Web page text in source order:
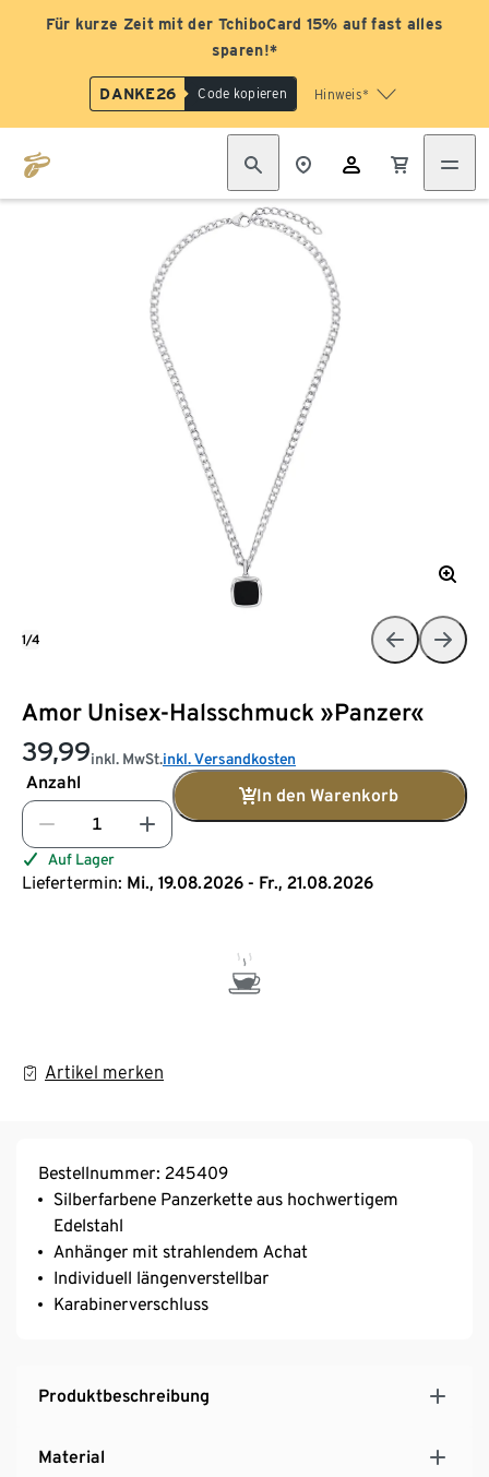
Für kurze Zeit mit der TchiboCard 15% auf fast alles
sparen!*
DANKE26 Code kopieren Hinweis*
Amor Unisex-Halsschmuck »Panzer«
39,99inkl. MwSt.inkl. Versandkosten
Anzahl
In den Warenkorb
Auf Lager
Liefertermin: Mi., 19.08.2026 - Fr., 21.08.2026
Artikel merken
1/4
Bestellnummer: 245409
Silberfarbene Panzerkette aus hochwertigem
Edelstahl
Anhänger mit strahlendem Achat
Individuell längenverstellbar
Karabinerverschluss
Produktbeschreibung
Material